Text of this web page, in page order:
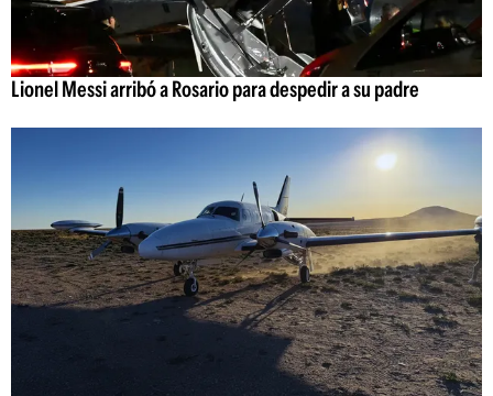
Lionel Messi arribó a Rosario para despedir a su padre